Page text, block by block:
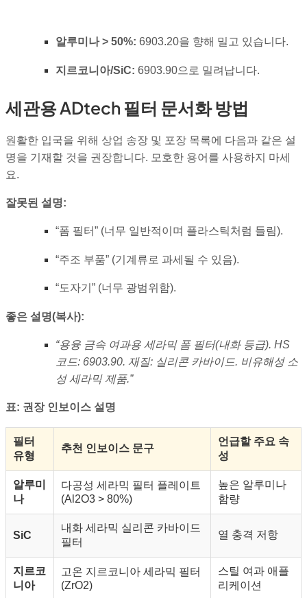
알루미나 > 50%: 6903.20을 향해 밀고 있습니다.
지르코니아/SiC: 6903.90으로 밀려납니다.
세관용 ADtech 필터 문서화 방법
원활한 입국을 위해 상업 송장 및 포장 목록에 다음과 같은 설
명을 기재할 것을 권장합니다. 모호한 용어를 사용하지 마세
요.
잘못된 설명:
“폼 필터” (너무 일반적이며 플라스틱처럼 들림).
“주조 부품” (기계류로 과세될 수 있음).
“도자기” (너무 광범위함).
좋은 설명(복사):
“용융 금속 여과용 세라믹 폼 필터(내화 등급). HS
코드: 6903.90. 재질: 실리콘 카바이드. 비유해성 소
성 세라믹 제품.”
표: 권장 인보이스 설명
필터
유형
추천 인보이스 문구
언급할 주요 속
성
알루미
나
다공성 세라믹 필터 플레이트
(Al2O3 > 80%)
높은 알루미나
함량
SiC
내화 세라믹 실리콘 카바이드
필터
열 충격 저항
지르코
니아
고온 지르코니아 세라믹 필터
(ZrO2)
스틸 여과 애플
리케이션